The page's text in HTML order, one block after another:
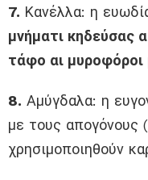
7. Κανέλλα: η
μνήματι κηδεύσας
τάφο αι μυροφόροι
8. Αμύγδαλα: η
με τους απογόνους
χρησιμοποιηθούν